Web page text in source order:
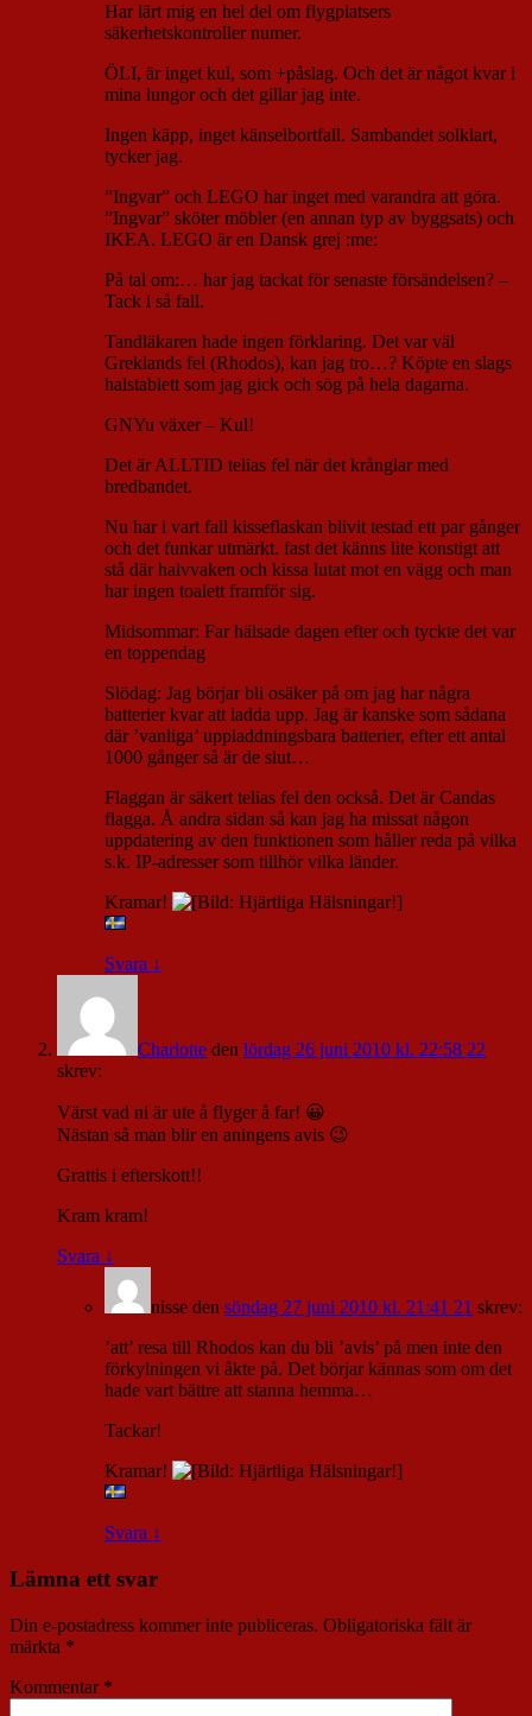
Har lärt mig en hel del om flygplatsers
säkerhetskontroller numer.
ÖLI, är inget kul, som +påslag. Och det är något kvar i
mina lungor och det gillar jag inte.
Ingen käpp, inget känselbortfall. Sambandet solklart,
tycker jag.
”Ingvar” och LEGO har inget med varandra att göra.
”Ingvar” sköter möbler (en annan typ av byggsats) och
IKEA. LEGO är en Dansk grej :me:
På tal om:… har jag tackat för senaste försändelsen? –
Tack i så fall.
Tandläkaren hade ingen förklaring. Det var väl
Greklands fel (Rhodos), kan jag tro…? Köpte en slags
halstablett som jag gick och sög på hela dagarna.
GNYu växer – Kul!
Det är ALLTID telias fel när det krånglar med
bredbandet.
Nu har i vart fall kisseflaskan blivit testad ett par gånger
och det funkar utmärkt. fast det känns lite konstigt att
stå där halvvaken och kissa lutat mot en vägg och man
har ingen toalett framför sig.
Midsommar: Far hälsade dagen efter och tyckte det var
en toppendag
Slödag: Jag börjar bli osäker på om jag har några
batterier kvar att ladda upp. Jag är kanske som sådana
där ’vanliga’ uppladdningsbara batterier, efter ett antal
1000 gånger så är de slut…
Flaggan är säkert telias fel den också. Det är Candas
flagga. Å andra sidan så kan jag ha missat någon
uppdatering av den funktionen som håller reda på vilka
s.k. IP-adresser som tillhör vilka länder.
Kramar!
Svara ↓
Charlotte den lördag 26 juni 2010 kl. 22:58 22
skrev:
Värst vad ni är ute å flyger å far! 😀
Nästan så man blir en aningens avis 😉
Grattis i efterskott!!
Kram kram!
Svara ↓
nisse den söndag 27 juni 2010 kl. 21:41 21 skrev:
’att’ resa till Rhodos kan du bli ’avis’ på men inte den
förkylningen vi åkte på. Det börjar kännas som om det
hade vart bättre att stanna hemma…
Tackar!
Kramar!
Svara ↓
Lämna ett svar
Din e-postadress kommer inte publiceras. Obligatoriska fält är
märkta *
Kommentar *